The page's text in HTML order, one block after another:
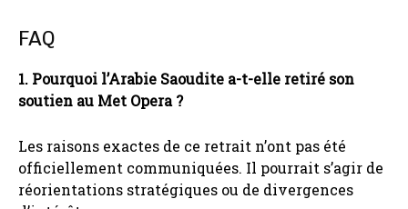
FAQ
1. Pourquoi l’Arabie Saoudite a-t-elle retiré son
soutien au Met Opera ?
Les raisons exactes de ce retrait n’ont pas été
officiellement communiquées. Il pourrait s’agir de
réorientations stratégiques ou de divergences